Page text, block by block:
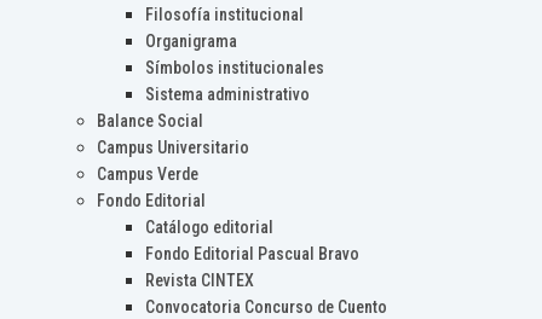
Filosofía institucional
Organigrama
Símbolos institucionales
Sistema administrativo
Balance Social
Campus Universitario
Campus Verde
Fondo Editorial
Catálogo editorial
Fondo Editorial Pascual Bravo
Revista CINTEX
Convocatoria Concurso de Cuento